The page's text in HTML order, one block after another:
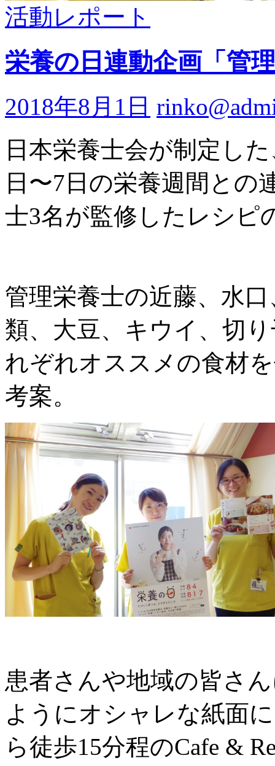
活動レポート
栄養の日連動企画「管
2018年8月1日
日本栄養士会が制定し
日〜7日の栄養週間との
士3名が監修したレシピ
管理栄養士の近藤、水
類、大豆、キウイ、切
れぞれオススメの食材
考案。
患者さんや地域の皆さ
ようにオシャレな紙面
ら徒歩15分程のCafe &